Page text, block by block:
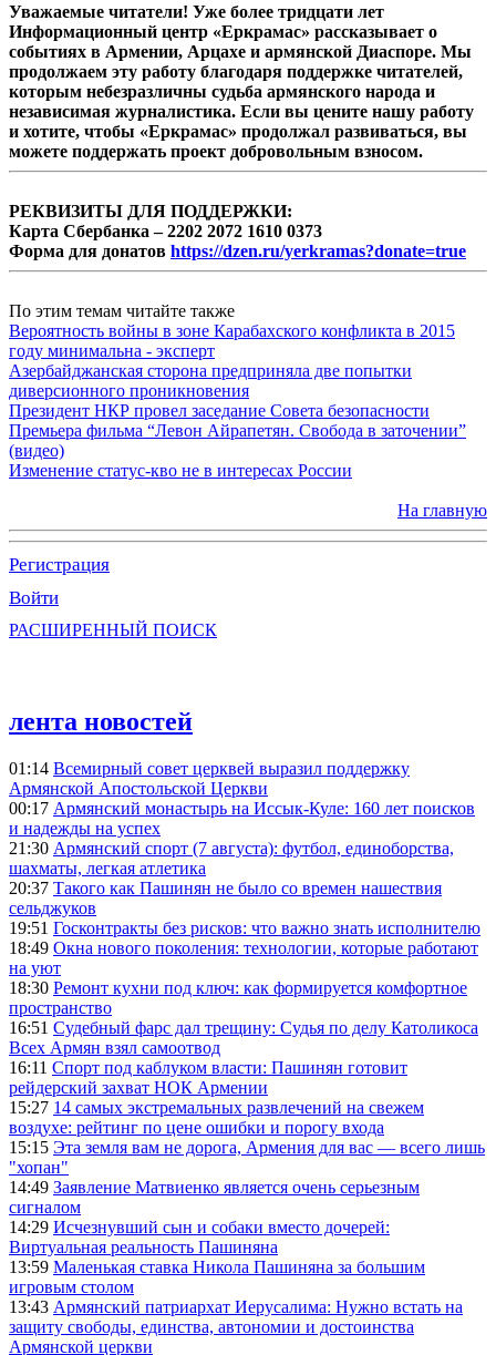
Уважаемые читатели! Уже более тридцати лет
Информационный центр «Еркрамас» рассказывает о
событиях в Армении, Арцахе и армянской Диаспоре. Мы
продолжаем эту работу благодаря поддержке читателей,
которым небезразличны судьба армянского народа и
независимая журналистика. Если вы цените нашу работу
и хотите, чтобы «Еркрамас» продолжал развиваться, вы
можете поддержать проект добровольным взносом.
РЕКВИЗИТЫ ДЛЯ ПОДДЕРЖКИ:
Карта Сбербанка – 2202 2072 1610 0373
Форма для донатов https://dzen.ru/yerkramas?donate=true
По этим темам читайте также
Вероятность войны в зоне Карабахского конфликта в 2015
году минимальна - эксперт
Азербайджанская сторона предприняла две попытки
диверсионного проникновения
Президент НКР провел заседание Совета безопасности
Премьера фильма “Левон Айрапетян. Свобода в заточении”
(видео)
Изменение статус-кво не в интересах России
На главную
Регистрация
Войти
РАСШИРЕННЫЙ ПОИСК
лента новостей
01:14 Всемирный совет церквей выразил поддержку
Армянской Апостольской Церкви
00:17 Армянский монастырь на Иссык-Куле: 160 лет поисков
и надежды на успех
21:30 Армянский спорт (7 августа): футбол, единоборства,
шахматы, легкая атлетика
20:37 Такого как Пашинян не было со времен нашествия
сельджуков
19:51 Госконтракты без рисков: что важно знать исполнителю
18:49 Окна нового поколения: технологии, которые работают
на уют
18:30 Ремонт кухни под ключ: как формируется комфортное
пространство
16:51 Судебный фарс дал трещину: Судья по делу Католикоса
Всех Армян взял самоотвод
16:11 Спорт под каблуком власти: Пашинян готовит
рейдерский захват НОК Армении
15:27 14 самых экстремальных развлечений на свежем
воздухе: рейтинг по цене ошибки и порогу входа
15:15 Эта земля вам не дорога, Армения для вас — всего лишь
"хопан"
14:49 Заявление Матвиенко является очень серьезным
сигналом
14:29 Исчезнувший сын и собаки вместо дочерей:
Виртуальная реальность Пашиняна
13:59 Маленькая ставка Никола Пашиняна за большим
игровым столом
13:43 Армянский патриархат Иерусалима: Нужно встать на
защиту свободы, единства, автономии и достоинства
Армянской церкви